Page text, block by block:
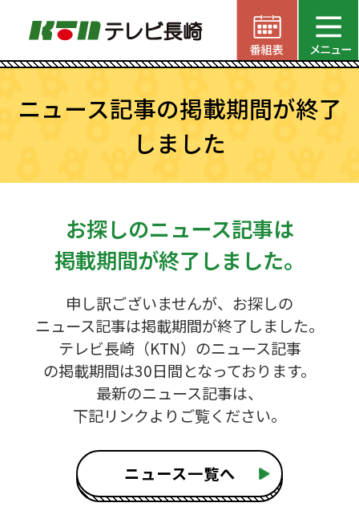
ニュース記事の掲載期間が終了
しました
お探しのニュース記事は
掲載期間が終了しました。
申し訳ございませんが、お探しの
ニュース記事は掲載期間が終了しました。
テレビ長崎（KTN）のニュース記事
の掲載期間は30日間となっております。
最新のニュース記事は、
下記リンクよりご覧ください。
ニュース一覧へ